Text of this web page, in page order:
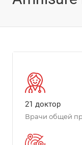
21 доктор
Врачи общей